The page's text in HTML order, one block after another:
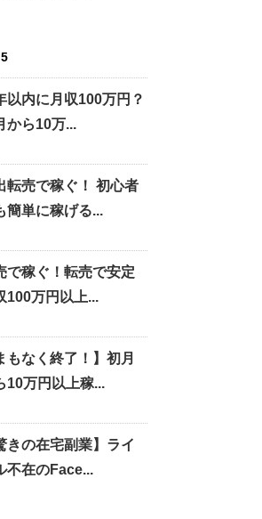
以内に月収100万円？
から10万...
転売で稼ぐ！ 初心者
簡単に稼げる...
で稼ぐ！転売で安定
100万円以上...
もなく終了！】初月
10万円以上稼...
きの在宅副業】ライ
不在のFace...